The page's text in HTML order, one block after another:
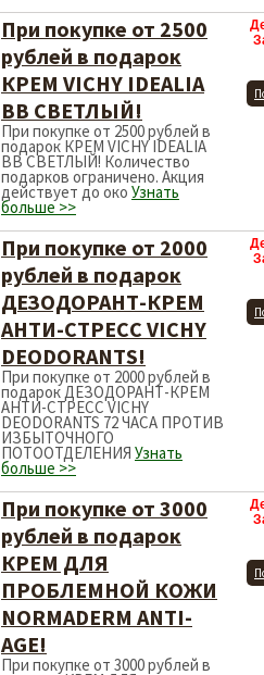
При покупке от 2500
рублей в подарок
КРЕМ VICHY IDEALIA
BB СВЕТЛЫЙ!
При покупке от 2500 рублей в
подарок КРЕМ VICHY IDEALIA
BB СВЕТЛЫЙ! Количество
подарков ограничено. Акция
действует до око Узнать
больше >>
При покупке от 2000
рублей в подарок
ДЕЗОДОРАНТ-КРЕМ
АНТИ-СТРЕСC VICHY
DEODORANTS!
При покупке от 2000 рублей в
подарок ДЕЗОДОРАНТ-КРЕМ
АНТИ-СТРЕСC VICHY
DEODORANTS 72 ЧАСА ПРОТИВ
ИЗБЫТОЧНОГО
ПОТООТДЕЛЕНИЯ Узнать
больше >>
При покупке от 3000
рублей в подарок
КРЕМ ДЛЯ
ПРОБЛЕМНОЙ КОЖИ
NORMADERM ANTI-
AGE!
При покупке от 3000 рублей в